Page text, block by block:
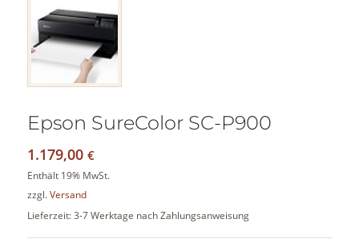
Epson SureColor SC-P900
1.179,00 €
Enthält 19% MwSt.
zzgl.Versand
Lieferzeit: 3-7 Werktage nach Zahlungsanweisung